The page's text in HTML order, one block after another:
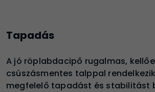
Tapadás
A jó röplabdacipő rugalmas,
csúszásmentes talppal
megfelelő tapadást és stabilitást